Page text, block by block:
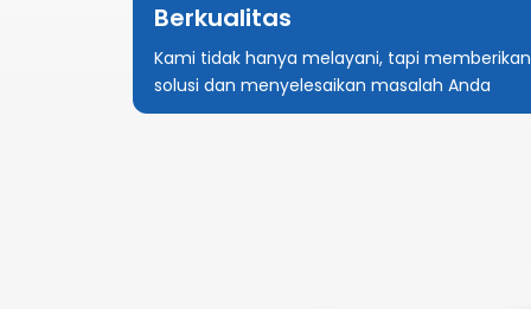
Berkualitas
Kami tidak hanya melayani, tapi memberikan
solusi dan menyelesaikan masalah Anda